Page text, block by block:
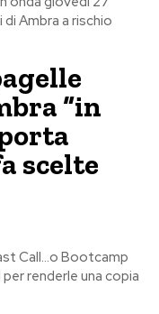
Ambra a rischio
“in
scelte
Call...o Bootcamp
renderle una copia